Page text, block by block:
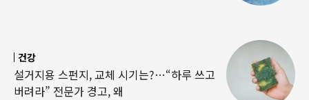
건강
설거지용 스펀지, 교체 시기는?…“하루 쓰고
버려라” 전문가 경고, 왜